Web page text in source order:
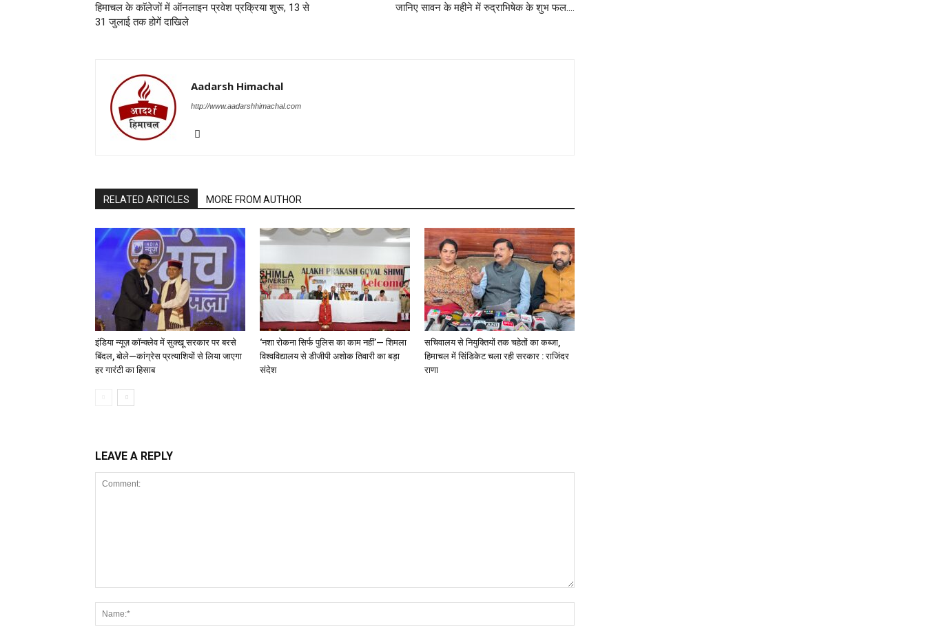
हिमाचल के काॅलेजों में ऑनलाइन प्रवेश प्रक्रिया शुरू, 13 से
31 जुलाई तक होगें दाखिले
जानिए सावन के महीने में रुद्राभिषेक के शुभ फल….
Aadarsh Himachal
http://www.aadarshhimachal.com
RELATED ARTICLES MORE FROM AUTHOR
इंडिया न्यूज़ कॉन्क्लेव में सुक्खू सरकार पर बरसे
बिंदल, बोले—कांग्रेस प्रत्याशियों से लिया जाएगा
हर गारंटी का हिसाब
‘नशा रोकना सिर्फ पुलिस का काम नहीं’— शिमला
विश्वविद्यालय से डीजीपी अशोक तिवारी का बड़ा
संदेश
सचिवालय से नियुक्तियों तक चहेतों का कब्जा,
हिमाचल में सिंडिकेट चला रही सरकार : राजिंदर
राणा
LEAVE A REPLY